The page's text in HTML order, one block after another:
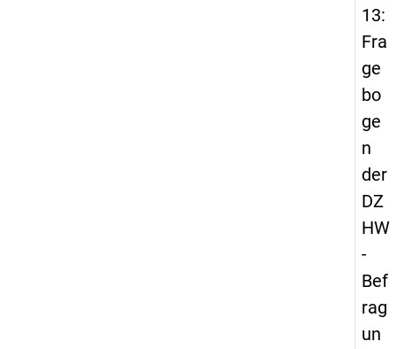
13:
Fra
ge
bo
ge
n
der
DZ
HW
-
Bef
rag
un